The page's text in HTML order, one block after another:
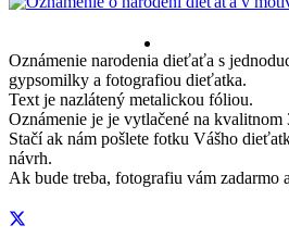
Oznámenie narodenia dieťaťa s
gypsomilky a fotografiou dieťatka.
Text je nazlátený metalickou fóliou.
Oznámenie je je vytlačené na
Stačí ak nám pošlete fotku Vášho
návrh.
Ak bude treba, fotografiu vám zadarmo